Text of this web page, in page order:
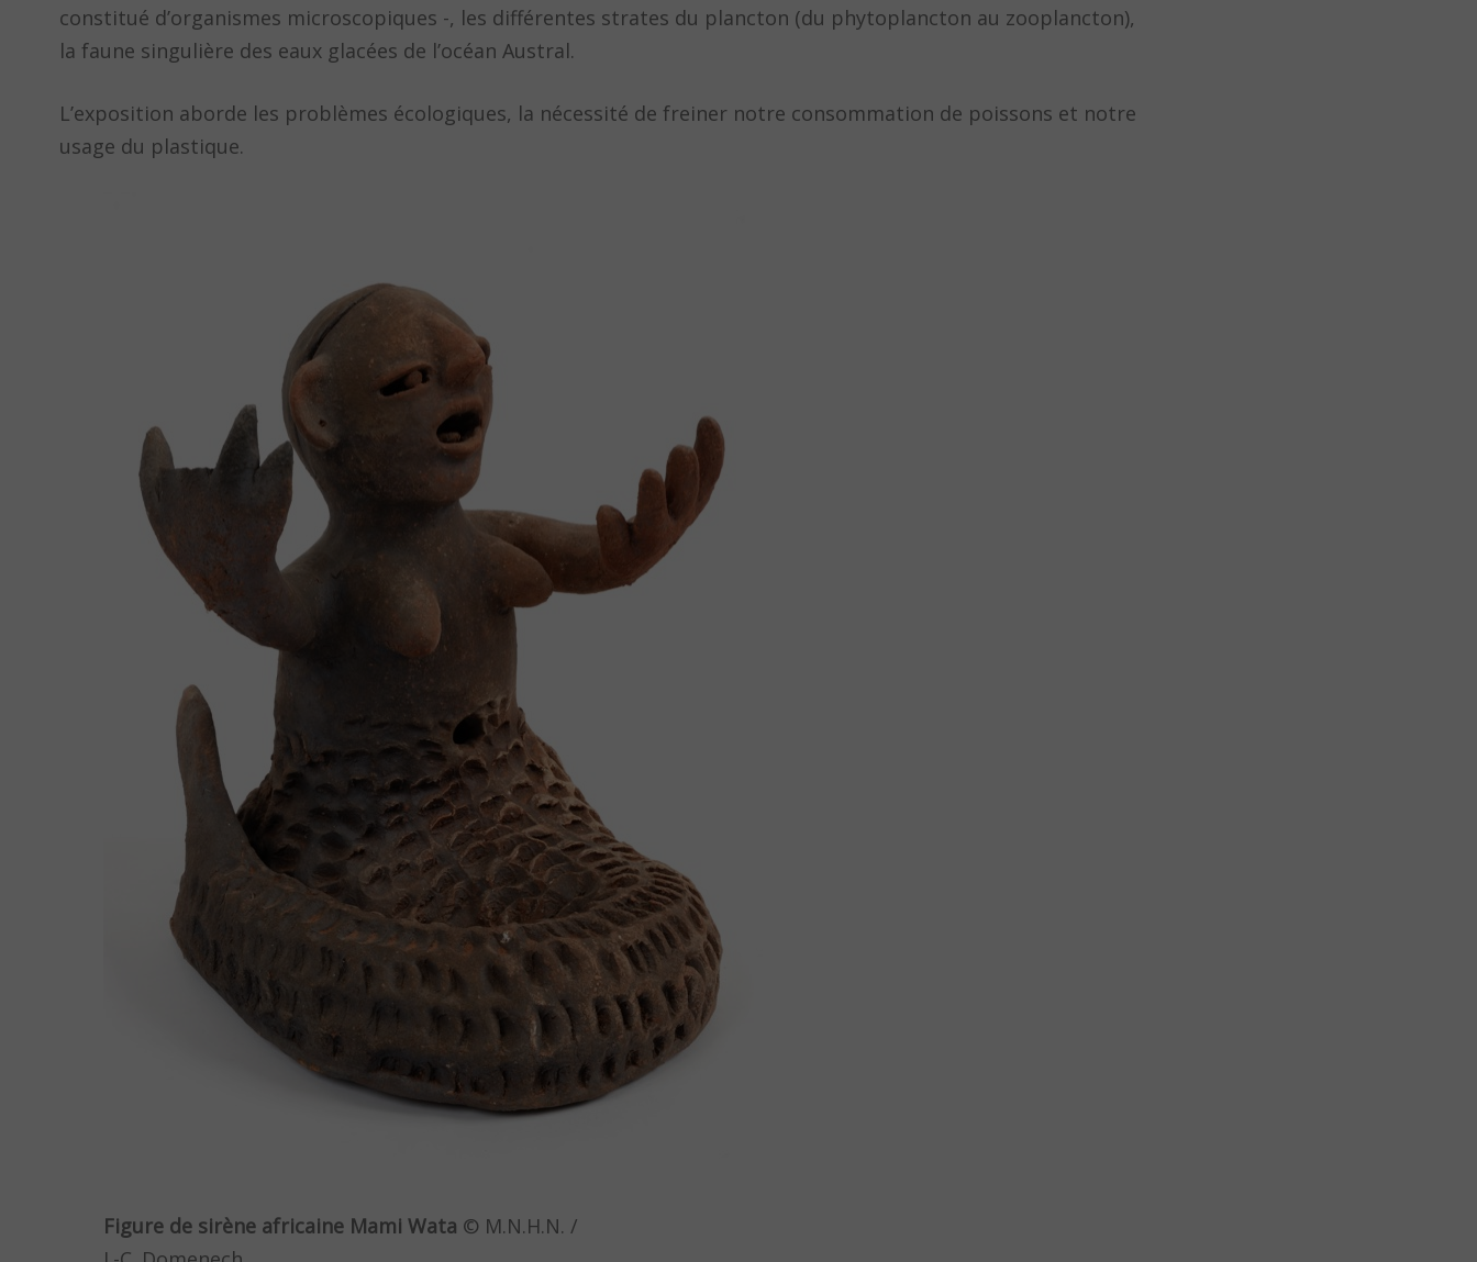
constitué d’organismes microscopiques -, les différentes strates du plancton (du phytoplancton au zooplancton),
la faune singulière des eaux glacées de l’océan Austral.
L’exposition aborde les problèmes écologiques, la nécessité de freiner notre consommation de poissons et notre
usage du plastique.
Figure de sirène africaine Mami Wata © M.N.H.N. /